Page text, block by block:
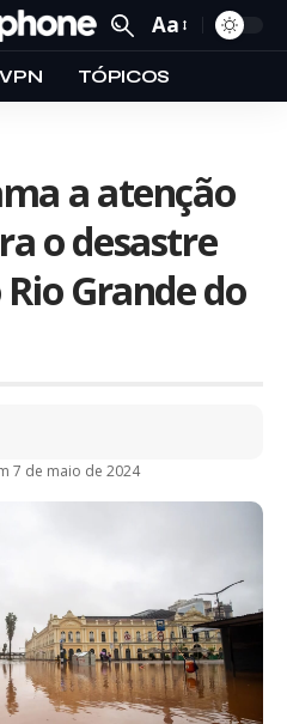
Aa
VPN TÓPICOS
a atenção
o desastre
Grande do
7 de maio de 2024